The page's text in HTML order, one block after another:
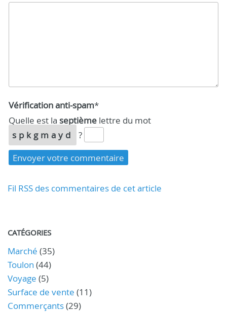
Vérification anti-spam*
Quelle est la septième lettre du mot
spkgmayd
?
Fil RSS des commentaires de cet article
CATÉGORIES
Marché (35)
Toulon (44)
Voyage (5)
Surface de vente (11)
Commerçants(29)